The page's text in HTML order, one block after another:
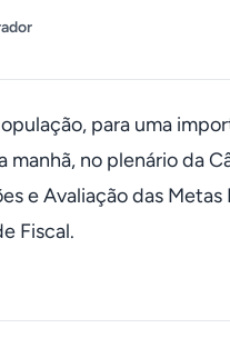
para uma
no plenário da
e Avaliação das
Fiscal.